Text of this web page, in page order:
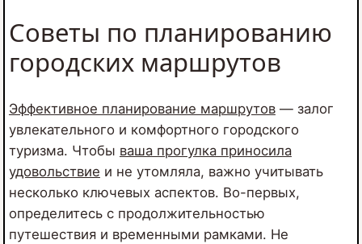
Советы по планированию
городских маршрутов
Эффективное планирование маршрутов— залог
увлекательного и комфортного городского
туризма. Чтобы ваша прогулка приносила
удовольствие и не утомляла, важно учитывать
несколько ключевых аспектов. Во-первых,
определитесь с продолжительностью
путешествия и временными рамками. Не